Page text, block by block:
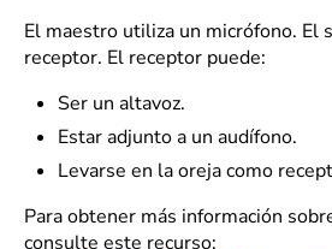
El maestro utiliza un micrófono. El
receptor. El receptor puede:
Ser un altavoz.
Estar adjunto a un audífono.
Levarse en la oreja como
Para obtener más información
consulte este recurso: